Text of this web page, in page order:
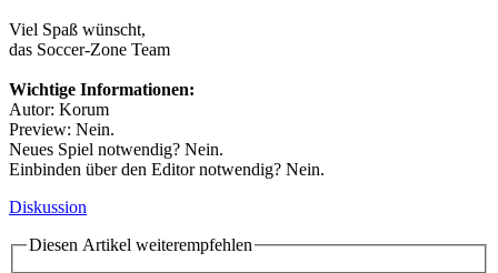
Viel Spaß wünscht,
das Soccer-Zone Team
Wichtige Informationen:
Autor: Korum
Preview: Nein.
Neues Spiel notwendig? Nein.
Einbinden über den Editor notwendig? Nein.
Diskussion
Diesen Artikel weiterempfehlen